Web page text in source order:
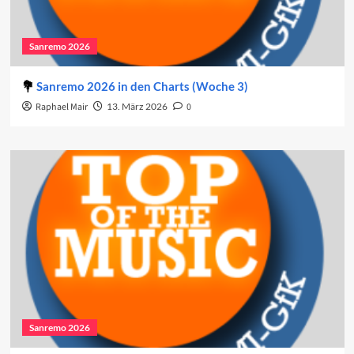
Sanremo 2026
Sanremo 2026 in den Charts (Woche 3)
Raphael Mair 13. März 2026 0
Sanremo 2026